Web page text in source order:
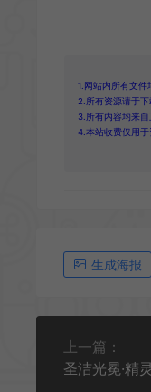
1.网站内所有文
2.所有资源请于
3.所有内容均来
4.本站收费仅用
生成海报
上一篇：
圣洁光冕·精